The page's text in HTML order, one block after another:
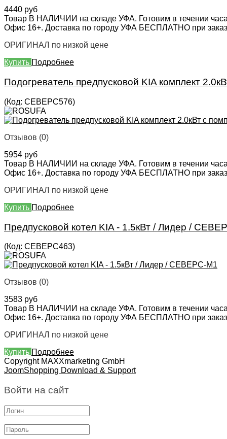
4440 руб
Товар В НАЛИЧИИ на складе УФА. Готовим в течении
Офис 16+. Доставка по городу УФА БЕСПЛАТНО при
ОРИГИНАЛ по низкой цене
Купить Подробнее
Подогреватель предпусковой KIA комплект
(Код: СЕВЕРС576)
Отзывов (0)
5954 руб
Товар В НАЛИЧИИ на складе УФА. Готовим в течении
Офис 16+. Доставка по городу УФА БЕСПЛАТНО при
ОРИГИНАЛ по низкой цене
Купить Подробнее
Предпусковой котел KIA - 1.5кВт / Лидер /
(Код: СЕВЕРС463)
Отзывов (0)
3583 руб
Товар В НАЛИЧИИ на складе УФА. Готовим в течении
Офис 16+. Доставка по городу УФА БЕСПЛАТНО при
ОРИГИНАЛ по низкой цене
Купить Подробнее
Copyright MAXXmarketing GmbH
JoomShopping Download & Support
Войти на сайт